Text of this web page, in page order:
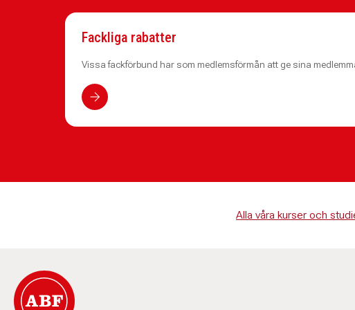
Fackliga rabatter
Vissa fackförbund har som medlemsförmån att ge sina
Alla våra kurser och